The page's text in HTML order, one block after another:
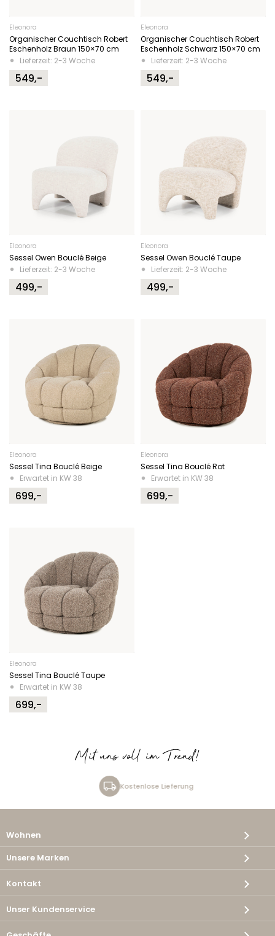
Eleonora
Organischer Couchtisch Robert
Eschenholz Braun 150×70 cm
Lieferzeit: 2-3 Woche
549,-
Eleonora
Organischer Couchtisch Robert
Eschenholz Schwarz 150×70 cm
Lieferzeit: 2-3 Woche
549,-
Eleonora
Sessel Owen Bouclé Beige
Lieferzeit: 2-3 Woche
499,-
Eleonora
Sessel Owen Bouclé Taupe
Lieferzeit: 2-3 Woche
499,-
Eleonora
Sessel Tina Bouclé Beige
Erwartet in KW 38
699,-
Eleonora
Sessel Tina Bouclé Rot
Erwartet in KW 38
699,-
Eleonora
Sessel Tina Bouclé Taupe
Erwartet in KW 38
699,-
Mit uns voll im Trend!
Kostenlose Lieferung
Wohnen
Unsere Marken
Kontakt
Unser Kundenservice